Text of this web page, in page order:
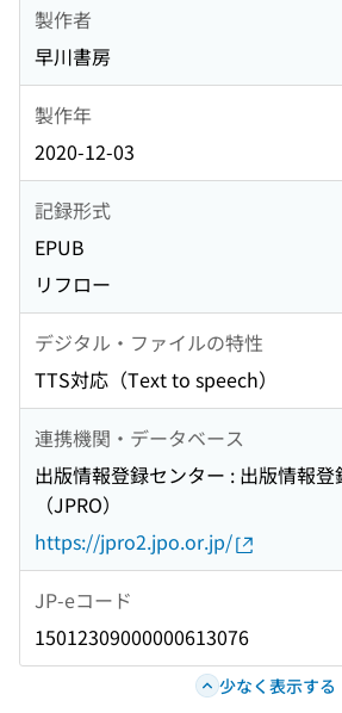
製作者
早川書房
製作年
2020-12-03
記録形式
EPUB
リフロー
デジタル・ファイルの特性
TTS対応（Text to speech）
連携機関・データベース
出版情報登録センター : 出版情報登
（JPRO）
https://jpro2.jpo.or.jp/
JP-eコード
15012309000000613076
少なく表示する